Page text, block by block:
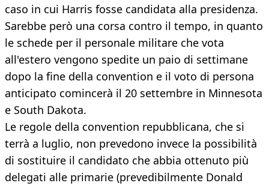
caso in cui Harris fosse candidata alla presidenza.
Sarebbe però una corsa contro il tempo, in quanto
le schede per il personale militare che vota
all'estero vengono spedite un paio di settimane
dopo la fine della convention e il voto di persona
anticipato comincerà il 20 settembre in Minnesota
e South Dakota.
Le regole della convention repubblicana, che si
terrà a luglio, non prevedono invece la possibilità
di sostituire il candidato che abbia ottenuto più
delegati alle primarie (prevedibilmente Donald